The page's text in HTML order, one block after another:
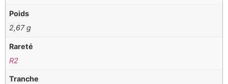
Poids
2,67 g
Rareté
R2
Tranche